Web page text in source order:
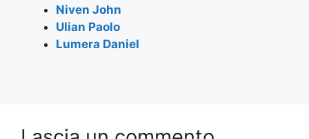
Niven John
Ulian Paolo
Lumera Daniel